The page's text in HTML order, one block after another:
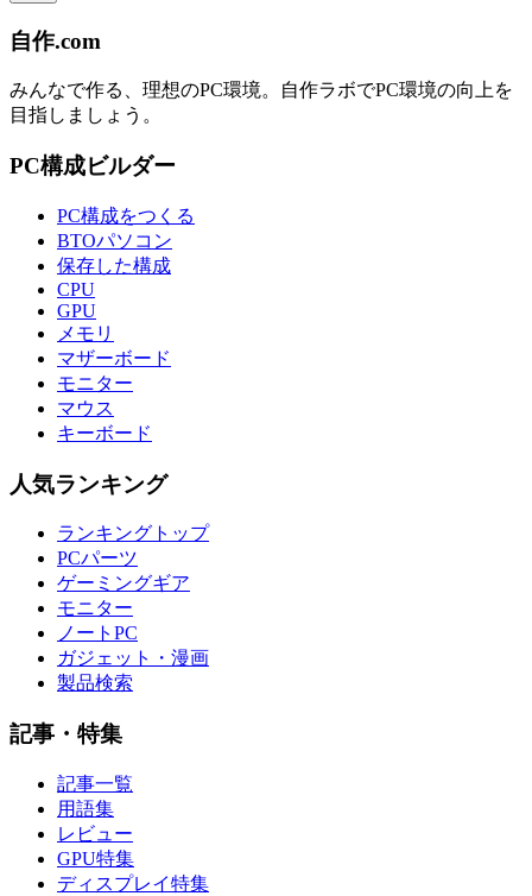
自作.com
みんなで作る、理想のPC環境。 自作ラボでPC環境の向上を
目指しましょう。
PC構成ビルダー
PC構成をつくる
BTOパソコン
保存した構成
CPU
GPU
メモリ
マザーボード
モニター
マウス
キーボード
人気ランキング
ランキングトップ
PCパーツ
ゲーミングギア
モニター
ノートPC
ガジェット・漫画
製品検索
記事・特集
記事一覧
用語集
レビュー
GPU特集
ディスプレイ特集